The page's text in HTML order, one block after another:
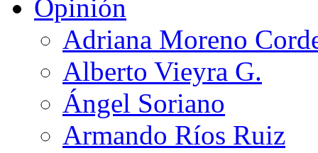
Opinión
Adriana Moreno
Alberto Vieyra G.
Ángel Soriano
Armando Ríos Ruiz